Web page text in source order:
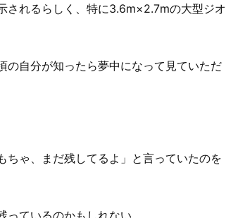
されるらしく、特に3.6m×2.7mの大型ジオ
の自分が知ったら夢中になって見ていただ
ちゃ、まだ残してるよ」と言っていたのを
ているのかもしれない。